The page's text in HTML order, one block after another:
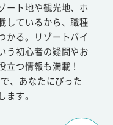
ート地や観光地、ホ
しているから、職種
かる。リゾートバイ
う初心者の疑問やお
立つ情報も満載！
、あなたにぴった
す。